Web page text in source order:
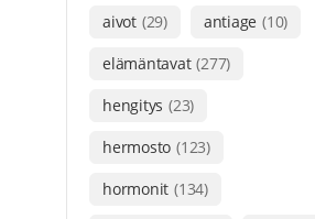
aivot (29) antiage (10)
elämäntavat (277)
hengitys (23)
hermosto (123)
hormonit (134)